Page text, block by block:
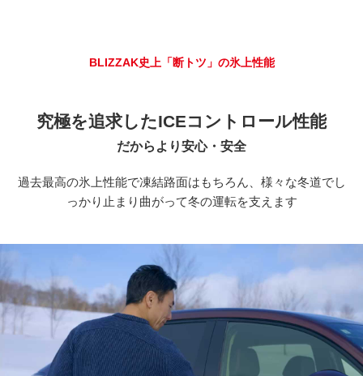
BLIZZAK史上「断トツ」の氷上性能
究極を追求したICEコントロール性能
だからより安心・安全
過去最高の氷上性能で凍結路面はもちろん、様々な冬道でし
っかり止まり曲がって冬の運転を支えます